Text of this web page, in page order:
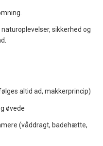
sikkerhed og
altid ad, makkerprincip)
øvede
(våddragt, badehætte,